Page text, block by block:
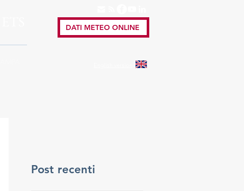
DATI METEO ONLINE
Post recenti